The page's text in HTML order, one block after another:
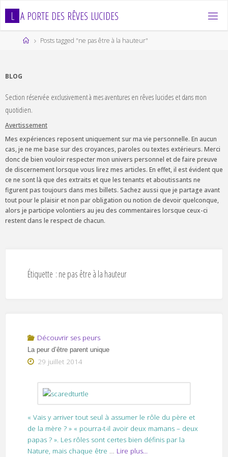
L A PORTE DES RÊVES LUCIDES
HomePosts tagged "ne pas être à la hauteur"
BLOG
Section réservée exclusivement à mes aventures en rêves lucides et dans mon
quotidien.
Avertissement
Mes expériences reposent uniquement sur ma vie personnelle. En aucun
cas, je ne me base sur des croyances, paroles ou textes extérieurs. Merci
donc de bien vouloir respecter mon univers personnel et de faire preuve
de discernement lorsque vous lirez mes articles. En effet, il est évident que
ce ne sont là que des extraits et que les tenants et aboutissants ne
figurent pas toujours dans mes billets. Sachez aussi que je partage avant
tout pour le plaisir et non par obligation ou notion de devoir quelconque,
alors je participe volontiers au jeu des commentaires lorsque ceux-ci
restent dans le respect de chacun.
Étiquette : ne pas être à la hauteur
Découvrir ses peurs
La peur d’être parent unique
29 juillet 2014
« Vais y arriver tout seul à assumer le rôle du père et
de la mère ? » « pourra-t-il avoir deux mamans – deux
papas ? ». Les rôles sont certes bien définis par la
Nature, mais chaque être … Lire plus...